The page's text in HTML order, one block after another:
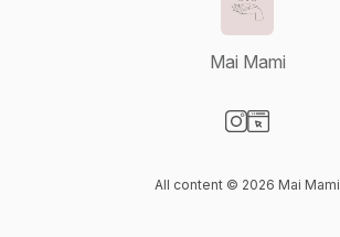
Mai Mami
All content © 2026 Mai Mami